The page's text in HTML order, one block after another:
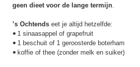
geen dieet voor de lange termijn.
’s Ochtends eet je altijd hetzelfde:
• 1 sinaasappel of grapefruit
• 1 beschuit of 1 geroosterde boterham
• koffie of thee (zonder melk en suiker)